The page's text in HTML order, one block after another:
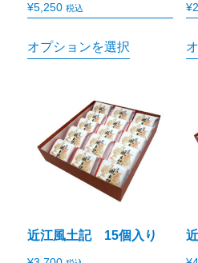
¥5,250 税込
オプションを選択
¥
近江風土記 15個入り